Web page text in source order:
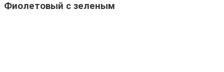
Фиолетовый с зеленым